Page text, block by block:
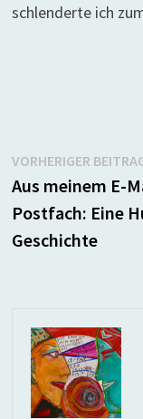
schlenderte ich
VORHERIGER
Aus meinem E-
Postfach: Eine
Geschichte